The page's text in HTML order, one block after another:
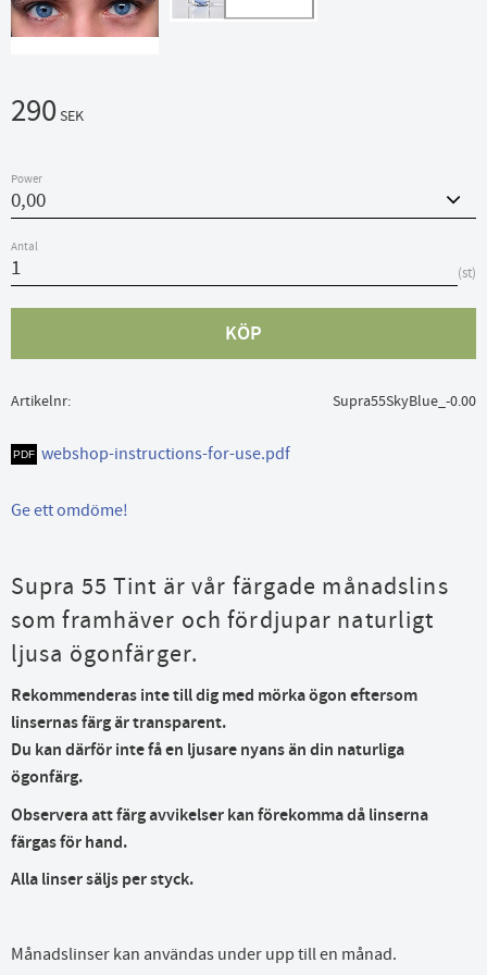
290SEK
Power
Antal
st
KÖP
Artikelnr Supra55SkyBlue_-0.00
webshop-instructions-for-use.pdf
Ge ett omdöme!
Supra 55 Tint är vår färgade månadslins
som framhäver och fördjupar naturligt
ljusa ögonfärger.
Rekommenderas inte till dig med mörka ögon eftersom
linsernas färg är transparent.
Du kan därför inte få en ljusare nyans än din naturliga
ögonfärg.
Observera att färg avvikelser kan förekomma då linserna
färgas för hand.
Alla linser säljs per styck.
Månadslinser kan användas under upp till en månad.